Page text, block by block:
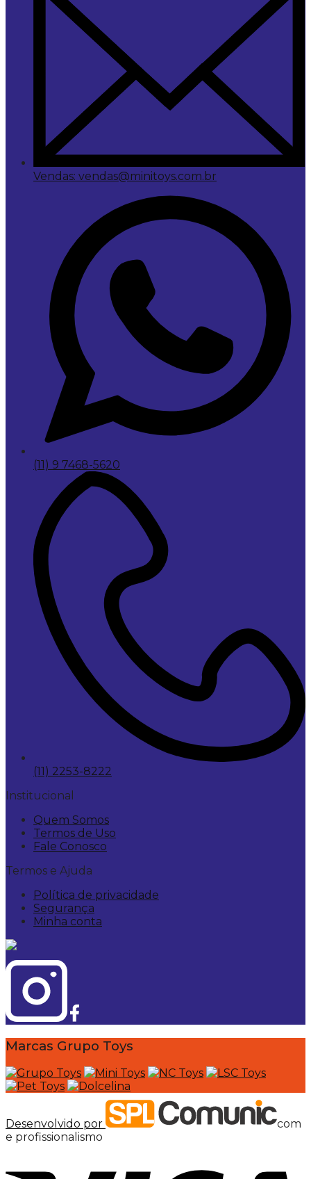
Vendas: vendas@minitoys.com.br
(11) 9 7468-5620
(11) 2253-8222
Institucional
Quem Somos
Termos de Uso
Fale Conosco
Termos e Ajuda
Política de privacidade
Segurança
Minha conta
Marcas Grupo Toys
Desenvolvido por
com
e profissionalismo